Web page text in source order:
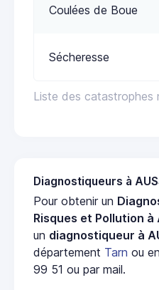
Liste des catastrophes
Coulées de Boue
Sécheresse
Diagnostiqueurs à
Pour obtenir un
Risques et Pollution à
un diagnostiqueur à
département Tarn ou
99 51 ou par mail.